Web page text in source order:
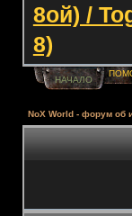
8ой) /
8)
НАЧАЛО
NoX World - форум об